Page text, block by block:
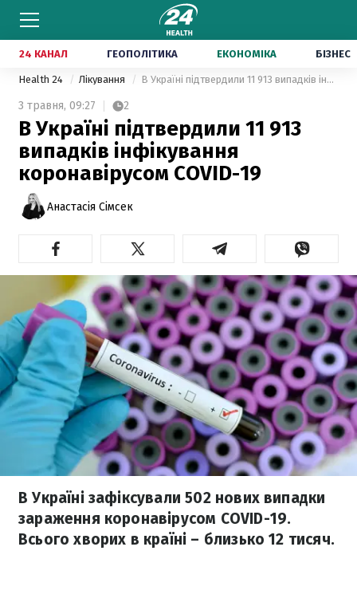
24 КАНАЛ ГЕОПОЛІТИКА ЕКОНОМІКА БІЗНЕС
Health 24 Лікування В Україні підтвердили 11 913 випадків інфікування коронавірусом COVID-19
3 травня, 09:27 2
В Україні підтвердили 11 913
випадків інфікування
коронавірусом COVID-19
Анастасія Сімсек
В Україні зафіксували 502 нових випадки
зараження коронавірусом COVID-19.
Всього хворих в країні – близько 12 тисяч.